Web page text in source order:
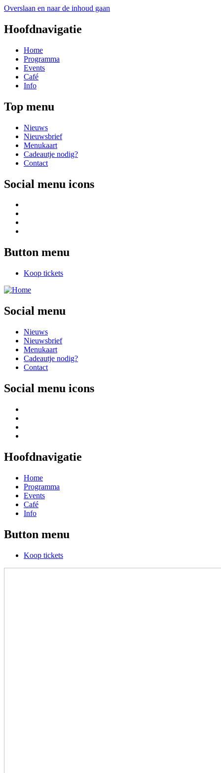
Overslaan en naar de inhoud gaan
Hoofdnavigatie
Home
Programma
Events
Café
Info
Top menu
Nieuws
Nieuwsbrief
Menukaart
Cadeautje nodig?
Contact
Social menu icons
Button menu
Koop tickets
Social menu
Nieuws
Nieuwsbrief
Menukaart
Cadeautje nodig?
Contact
Social menu icons
Hoofdnavigatie
Home
Programma
Events
Café
Info
Button menu
Koop tickets